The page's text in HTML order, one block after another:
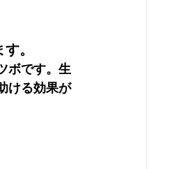
。
ボです。生
ける効果が